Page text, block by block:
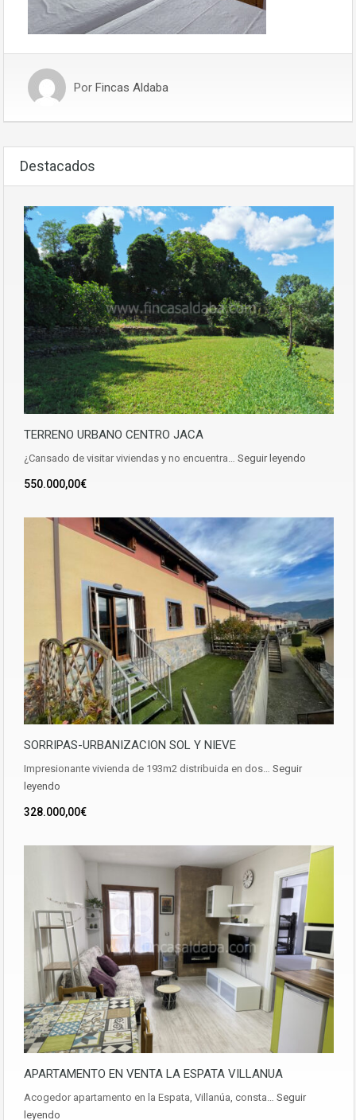
Por Fincas Aldaba
Destacados
TERRENO URBANO CENTRO JACA
¿Cansado de visitar viviendas y no encuentra… Seguir leyendo
550.000,00€
SORRIPAS-URBANIZACION SOL Y NIEVE
Impresionante vivienda de 193m2 distribuida en dos… Seguir
leyendo
328.000,00€
APARTAMENTO EN VENTA LA ESPATA VILLANUA
Acogedor apartamento en la Espata, Villanúa, consta… Seguir
leyendo